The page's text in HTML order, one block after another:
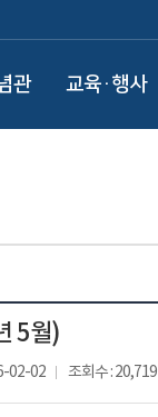
관 교육·행사
5월)
02-02 조회수 : 20,719